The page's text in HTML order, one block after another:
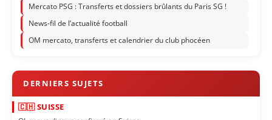
Mercato PSG : Transferts et dossiers brûlants du Paris SG !
News-fil de l’actualité football
OM mercato, transferts et calendrier du club phocéen
🇨🇭 SUISSE